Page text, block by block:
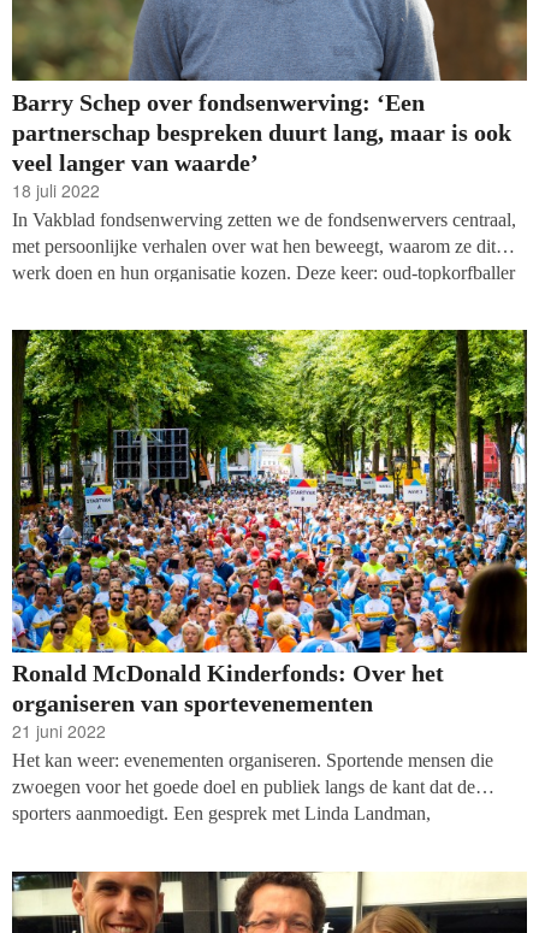
Barry Schep over fondsenwerving: ‘Een
partnerschap bespreken duurt lang, maar is ook
veel langer van waarde’
18 juli 2022
In Vakblad fondsenwerving zetten we de fondsenwervers centraal,
met persoonlijke verhalen over wat hen beweegt, waarom ze dit
werk doen en hun organisatie kozen. Deze keer: oud-topkorfballer
Nederlands Korfbal Verbond (KNKV), de organisatie die 85.000
korfballende Nederlanders bedient. In zijn functie houdt hij zich
bezig met evenementen, sponsoring en partnerschappen.
Ronald McDonald Kinderfonds: Over het
organiseren van sportevenementen
21 juni 2022
Het kan weer: evenementen organiseren. Sportende mensen die
zwoegen voor het goede doel en publiek langs de kant dat de
sporters aanmoedigt. Een gesprek met Linda Landman,
van HomeRide, HomeRun en HomeWalk. Met veel openheid over
wat geleerd is door de jaren heen en hun ‘kippenvelmomenten’.